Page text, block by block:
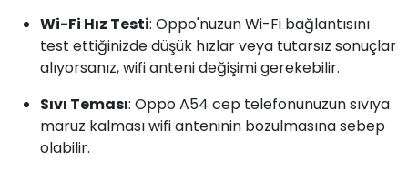
Wi-Fi Hız Testi: Oppo'nuzun Wi-Fi bağlantısını
test ettiğinizde düşük hızlar veya tutarsız sonuçlar
alıyorsanız, wifi anteni değişimi gerekebilir.
Sıvı Teması: Oppo A54 cep telefonunuzun sıvıya
maruz kalması wifi anteninin bozulmasına sebep
olabilir.